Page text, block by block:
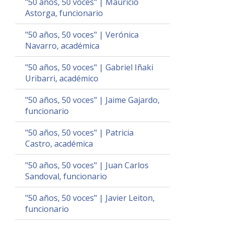
Astorga, funcionario
"50 años, 50 voces" | Verónica
Navarro, académica
"50 años, 50 voces" | Gabriel Iñaki
Uribarri, académico
"50 años, 50 voces" | Jaime Gajardo,
funcionario
"50 años, 50 voces" | Patricia
Castro, académica
"50 años, 50 voces" | Juan Carlos
Sandoval, funcionario
"50 años, 50 voces" | Javier Leiton,
funcionario